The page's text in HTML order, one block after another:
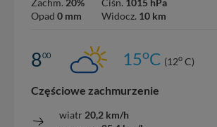
Zachm. 20%
Opad 0 mm
Ciśn. 1015 hPa
Widocz. 10 km
800 15oC (12o C)
Częściowe zachmurzenie
wiatr 20,2 km/h